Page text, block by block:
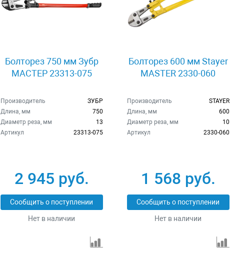
Болторез 750 мм Зубр
МАСТЕР 23313-075
Производитель
ЗУБР
Длина, мм
750
Диаметр реза, мм
13
Артикул
23313-075
2 945 руб.
Сообщить о поступлении
Нет в наличии
Болторез 600 мм Stayer
MASTER 2330-060
Производитель
STAYER
Длина, мм
600
Диаметр реза, мм
10
Артикул
2330-060
1 568 руб.
Сообщить о поступлении
Нет в наличии